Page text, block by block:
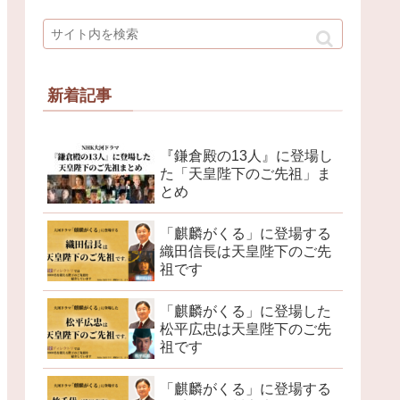
新着記事
『鎌倉殿の13人』に登場し
た「天皇陛下のご先祖」ま
とめ
「麒麟がくる」に登場する
織田信長は天皇陛下のご先
祖です
「麒麟がくる」に登場した
松平広忠は天皇陛下のご先
祖です
「麒麟がくる」に登場する